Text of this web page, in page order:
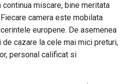
miscare, bine meritata
camera este mobilata
europene. De asemenea
cazare la cele mai mici preturi,
personal calificat si